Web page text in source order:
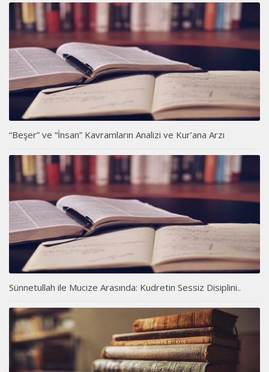
“Beşer” ve “İnsan” Kavramların Analizi ve Kur’ana Arzı
Sünnetullah ile Mucize Arasında: Kudretin Sessiz Disiplini..